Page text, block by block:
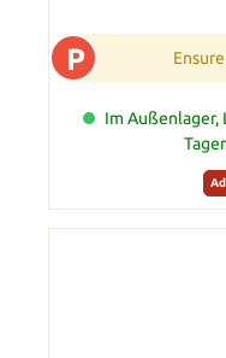
P
Im Außenlager,